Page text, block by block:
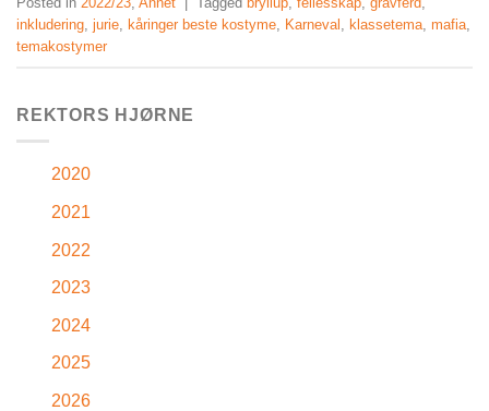
inkludering, jurie, kåringer beste kostyme, Karneval , klassetema, mafia,
temakostymer
REKTORS HJØRNE
2020
2021
2022
2023
2024
2025
2026